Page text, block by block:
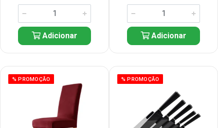
Adicionar Adicionar
% PROMOÇÃO % PROMOÇÃO